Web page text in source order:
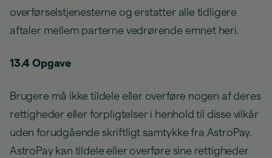
overførselstjenesterne og erstatter alle tidligere
aftaler mellem parterne vedrørende emnet heri.
13.4 Opgave
Brugere må ikke tildele eller overføre nogen af deres
rettigheder eller forpligtelser i henhold til disse vilkår
uden forudgående skriftligt samtykke fra AstroPay.
AstroPay kan tildele eller overføre sine rettigheder